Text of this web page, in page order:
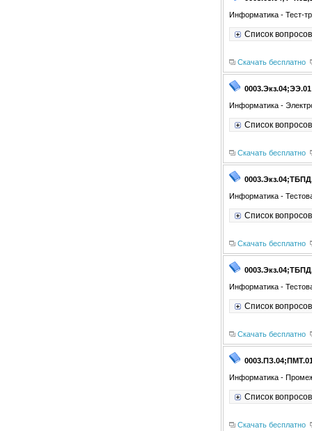
Информатика - Тест-
Список
Скачать бесплатно
Информатика -
Список
Скачать бесплатно
Информатика -
Список
Скачать бесплатно
Информатика -
Список
Скачать бесплатно
Информатика -
Список
Скачать бесплатно